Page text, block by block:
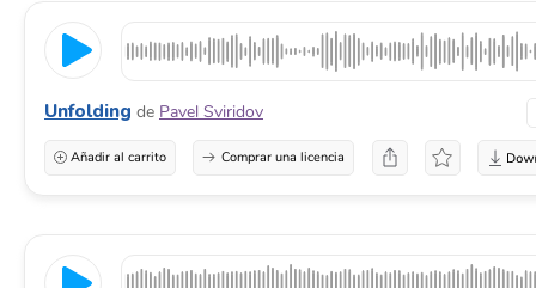
Unfolding de Pavel Sviridov
Añadir al carrito Comprar una licencia